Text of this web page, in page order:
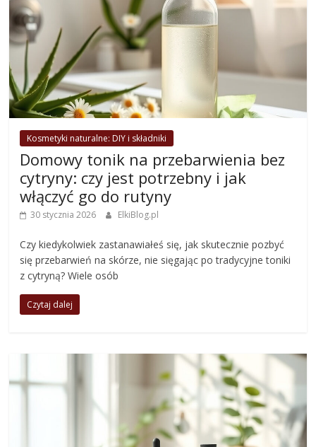
Kosmetyki naturalne: DIY i składniki
Domowy tonik na przebarwienia bez
cytryny: czy jest potrzebny i jak
włączyć go do rutyny
30 stycznia 2026 ElkiBlog.pl
Czy kiedykolwiek zastanawiałeś się, jak skutecznie pozbyć
się przebarwień na skórze, nie sięgając po tradycyjne toniki
z cytryną? Wiele osób
Czytaj dalej